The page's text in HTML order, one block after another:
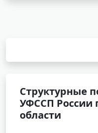
Структурные
УФССП России
области